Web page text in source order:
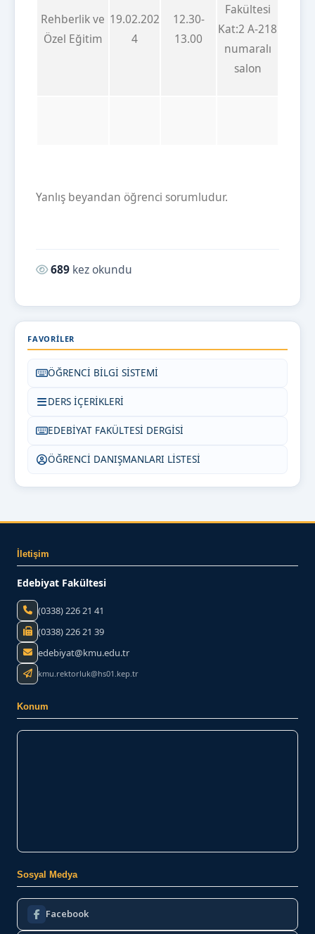
Rehberlik ve
Özel Eğitim
19.02.202
4
12.30-
13.00
Fakültesi
Kat:2 A-218
numaralı
salon
Yanlış beyandan öğrenci sorumludur.
Okunma sayısı:
689 kez okundu
FAVORILER
ÖĞRENCİ BİLGİ SİSTEMİ
DERS İÇERİKLERİ
EDEBİYAT FAKÜLTESİ DERGİSİ
ÖĞRENCİ DANIŞMANLARI LİSTESİ
İletişim
Edebiyat Fakültesi
(0338) 226 21 41
(0338) 226 21 39
edebiyat@kmu.edu.tr
kmu.rektorluk@hs01.kep.tr
Konum
Sosyal Medya
Facebook